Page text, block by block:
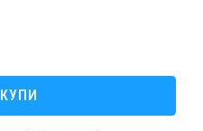
КУПИ